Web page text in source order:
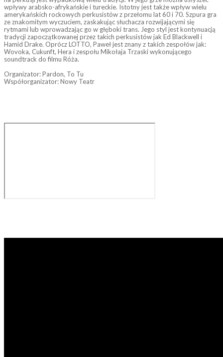
wpływy arabsko-afrykańskie i tureckie. Istotny jest także wpływ wielu
amerykańskich rockowych perkusistów z przełomu lat 60 i 70. Szpura gra
ze znakomitym wyczuciem, zaskakując słuchacza rozwijającymi się
rytmami lub wprowadzając go w głęboki trans. Jego styl jest kontynuacją
tradycji zapoczątkowanej przez takich perkusistów jak Ed Blackwell i
Hamid Drake. Oprócz LOTTO, Paweł jest znany z takich zespołów jak:
Wovoka, Cukunft, Hera i zespołu Mikołaja Trzaski wykonującego
soundtrack do filmu Róża.
Organizator: Pardon, To Tu
Współorganizator: Nowy Teatr